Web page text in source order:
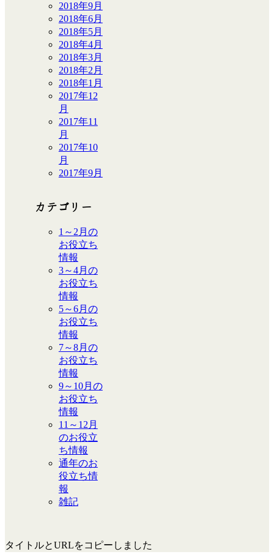
2018年9月
2018年6月
2018年5月
2018年4月
2018年3月
2018年2月
2018年1月
2017年12
月
2017年11
月
2017年10
月
2017年9月
カテゴリー
1～2月の
お役立ち
情報
3～4月の
お役立ち
情報
5～6月の
お役立ち
情報
7～8月の
お役立ち
情報
9～10月の
お役立ち
情報
11～12月
のお役立
ち情報
通年のお
役立ち情
報
雑記
タイトルとURLをコピーしました